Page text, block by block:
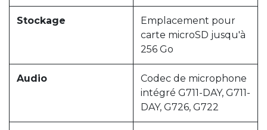
Stockage
Emplacement pour
carte microSD jusqu'à
256 Go
Audio
Codec de microphone
intégré G711-DAY, G711-
DAY, G726, G722